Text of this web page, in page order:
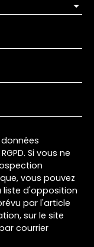
Si vous ne
vous pouvez
liste d'opposition
par l'article
sur le site
courrier